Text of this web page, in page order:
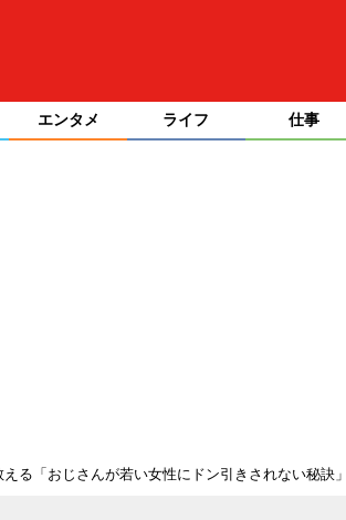
エンタメ ライフ 仕事
る「おじさんが若い女性にドン引きされない秘訣」